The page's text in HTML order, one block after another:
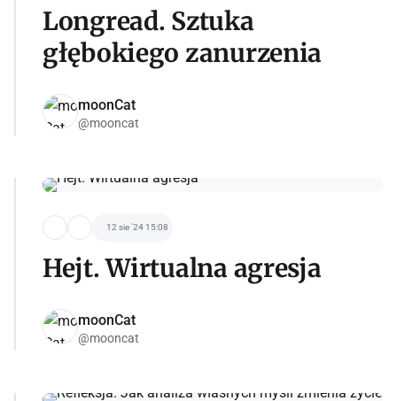
Longread. Sztuka
głębokiego zanurzenia
moonCat
@mooncat
12 sie '24 15:08
Hejt. Wirtualna agresja
moonCat
@mooncat